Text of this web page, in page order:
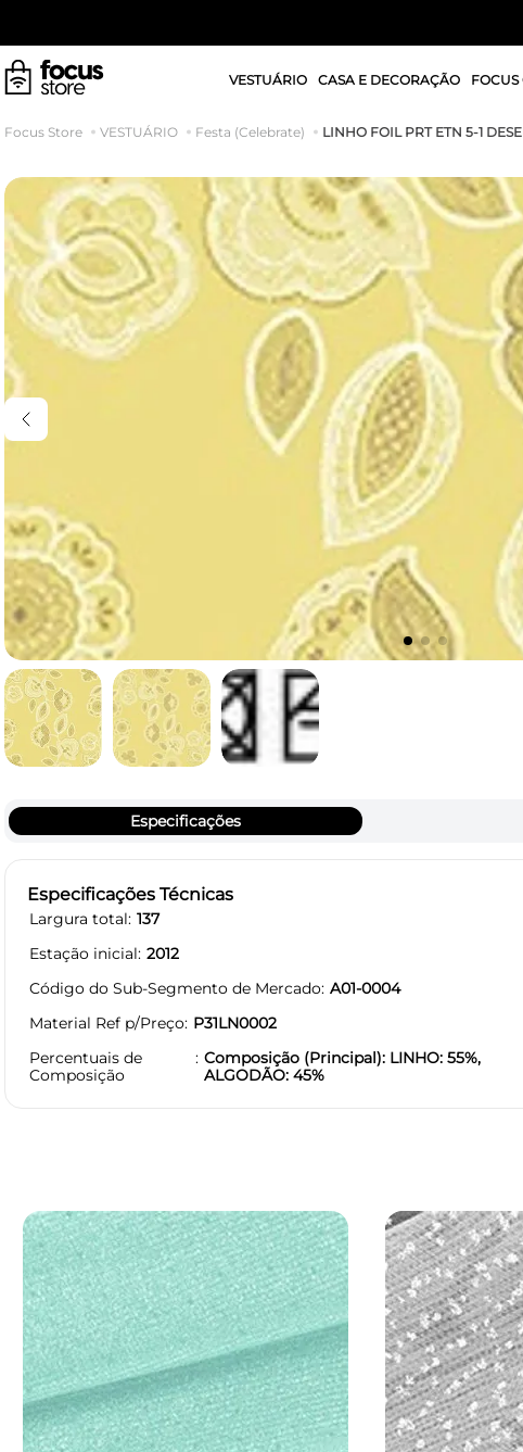
VESTUÁRIO CASA E DECORAÇÃO FOCUS
VESTUÁRIO Festa (Celebrate) LINHO FOIL PRT ETN 5-1
Especificações
Especificações Técnicas
Largura total 137
Estação inicial 2012
Código do Sub-Segmento de Mercado A01-0004
Material Ref p/Preço P31LN0002
Percentuais de
Composição
Composição (Principal): LINHO: 55%,
ALGODÃO: 45%